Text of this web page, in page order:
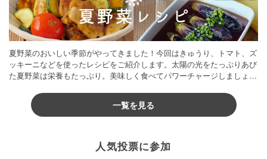
夏野菜のおいしい季節がやってきました！今回はきゅうり、トマト、ズ
ッキーニなどを使ったレシピをご紹介します。太陽の光をたっぷりあび
た夏野菜は栄養もたっぷり。美味しく食べてパワーチャージしましょう
一覧を見る
人気投票に参加